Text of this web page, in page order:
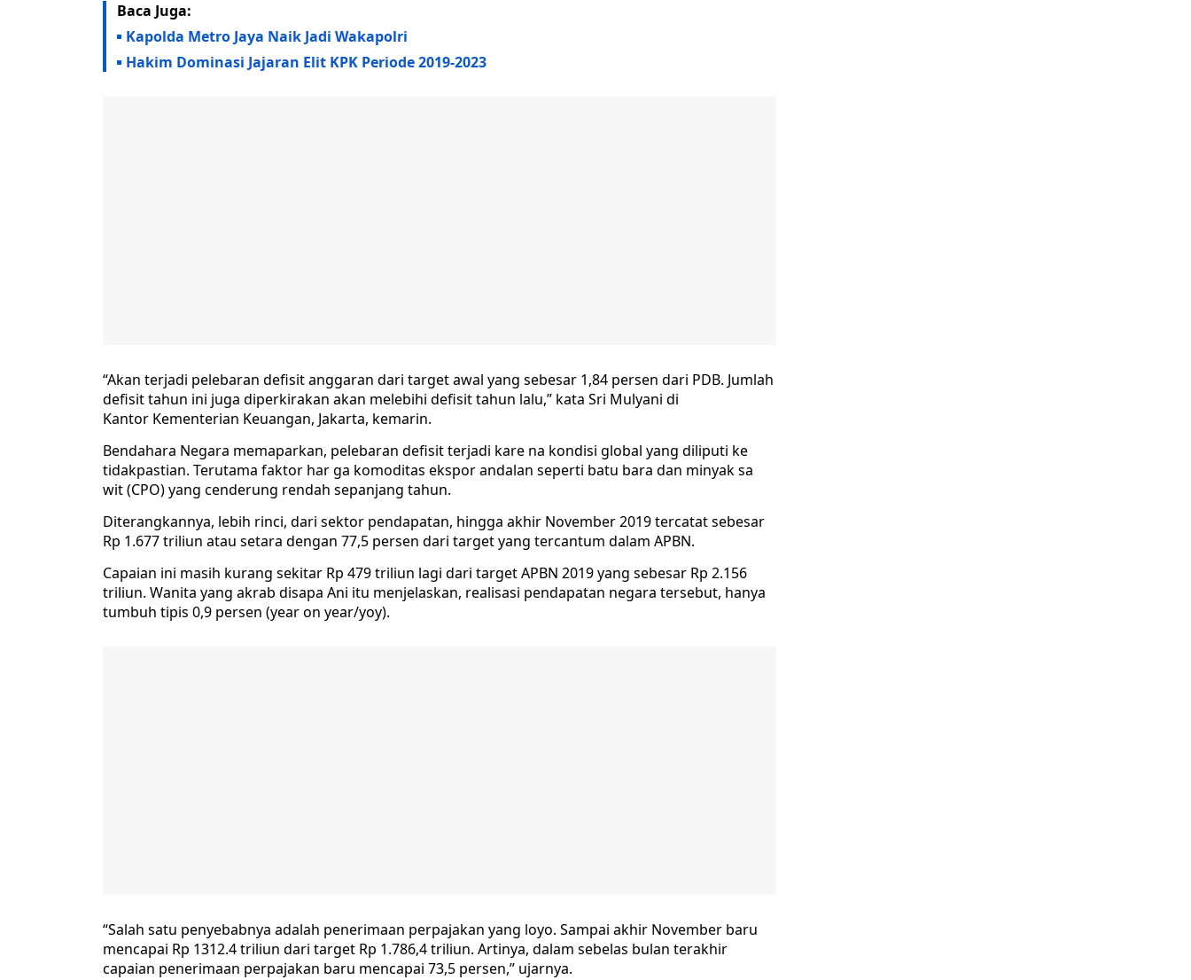
Baca Juga:
Kapolda Metro Jaya Naik Jadi Wakapolri
Hakim Dominasi Jajaran Elit KPK Periode 2019-2023
“Akan terjadi pelebaran defisit anggaran dari target awal yang sebesar 1,84 persen dari PDB. Jumlah
defisit tahun ini juga diperkirakan akan melebihi defisit tahun lalu,” kata Sri Mulyani di
Kantor Kementerian Keuangan, Jakarta, kemarin.
Bendahara Negara memaparkan, pelebaran defisit terjadi kare na kondisi global yang diliputi ke
tidakpastian. Terutama faktor har ga komoditas ekspor andalan seperti batu bara dan minyak sa
wit (CPO) yang cenderung rendah sepanjang tahun.
Diterangkannya, lebih rinci, dari sektor pendapatan, hingga akhir November 2019 tercatat sebesar
Rp 1.677 triliun atau setara dengan 77,5 persen dari target yang tercantum dalam APBN.
Capaian ini masih kurang sekitar Rp 479 triliun lagi dari target APBN 2019 yang sebesar Rp 2.156
triliun. Wanita yang akrab disapa Ani itu menjelaskan, realisasi pendapatan negara tersebut, hanya
tumbuh tipis 0,9 persen (year on year/yoy).
“Salah satu penyebabnya adalah penerimaan perpajakan yang loyo. Sampai akhir November baru
mencapai Rp 1312.4 triliun dari target Rp 1.786,4 triliun. Artinya, dalam sebelas bulan terakhir
capaian penerimaan perpajakan baru mencapai 73,5 persen,” ujarnya.